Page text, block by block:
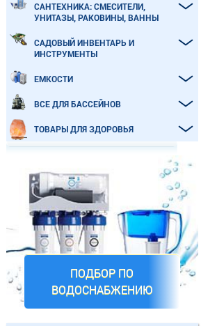
САНТЕХНИКА: СМЕСИТЕЛИ,
УНИТАЗЫ, РАКОВИНЫ, ВАННЫ
САДОВЫЙ ИНВЕНТАРЬ И
ИНСТРУМЕНТЫ
ЕМКОСТИ
ВСЕ ДЛЯ БАССЕЙНОВ
ТОВАРЫ ДЛЯ ЗДОРОВЬЯ
ПОДБОР ПО
ВОДОСНАБЖЕНИЮ